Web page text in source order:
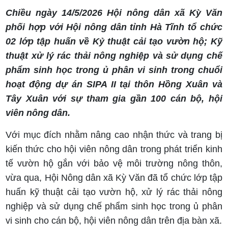
Chiều ngày 14/5/2026 Hội nông dân xã Kỳ Văn
phối hợp với Hội nông dân tỉnh Hà Tĩnh tổ chức
02 lớp tập huấn về Kỷ thuật cải tạo vườn hộ; Kỹ
thuật xử lý rác thải nông nghiệp và sử dụng chế
phẩm sinh học trong ủ phân vi sinh trong chuổi
hoạt động dự án SIPA II tại thôn Hồng Xuân và
Tây Xuân với sự tham gia gần 100 cán bộ, hội
viên nông dân.
Với mục đích nhằm nâng cao nhận thức và trang bị
kiến thức cho hội viên nông dân trong phát triển kinh
tế vườn hộ gắn với bảo vệ môi trường nông thôn,
vừa qua, Hội Nông dân xã Kỳ Văn đã tổ chức lớp tập
huấn kỹ thuật cải tạo vườn hộ, xử lý rác thải nông
nghiệp và sử dụng chế phẩm sinh học trong ủ phân
vi sinh cho cán bộ, hội viên nông dân trên địa bàn xã.